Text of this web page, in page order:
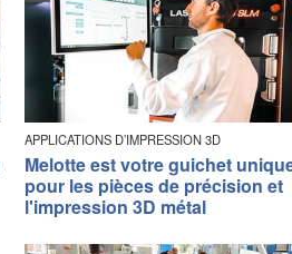
APPLICATIONS D’IMPRESSION 3D
Melotte est votre guichet
pour les pièces de précision et
l'impression 3D métal